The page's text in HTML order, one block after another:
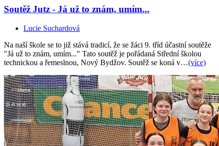
Soutěž Jutz - Já už to znám, umím...
Lucie Suchardová
Na naší škole se to již stává tradicí, že se žáci 9. tříd účastní soutěže
"Já už to znám, umím..." Tato soutěž je pořádaná Střední školou
technickou a řemeslnou, Nový Bydžov. Soutěž se koná v…(více)